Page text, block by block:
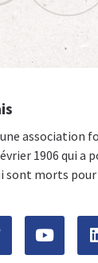
association
1906 qui a
sont morts